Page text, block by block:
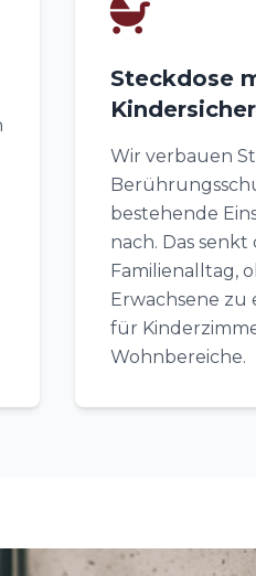
Steckdose
Wir verbauen
bestehende
nach. Das senkt
Familienalltag,
Erwachsene zu
für
Wohnbereiche.